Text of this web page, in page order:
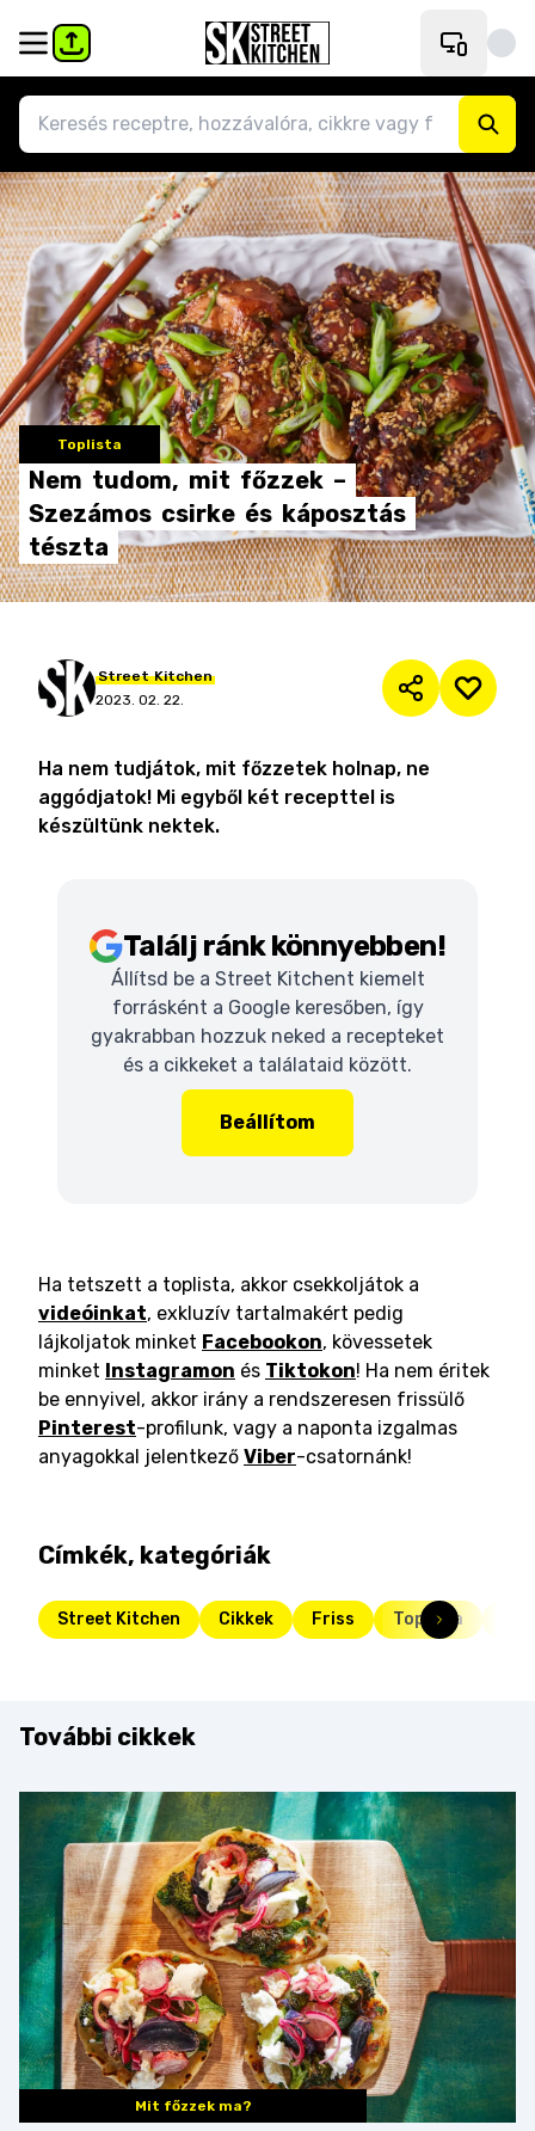
Toplista
Nem tudom, mit főzzek –
Szezámos csirke és káposztás
tészta
Street Kitchen
2023. 02. 22.
Ha nem tudjátok, mit főzzetek holnap, ne
aggódjatok! Mi egyből két recepttel is
készültünk nektek.
Találj ránk könnyebben!
Állítsd be a Street Kitchent kiemelt
forrásként a Google keresőben, így
gyakrabban hozzuk neked a recepteket
és a cikkeket a találataid között.
Beállítom
Ha tetszett a toplista, akkor csekkoljátok a
videóinkat, exkluzív tartalmakért pedig
lájkoljatok minket Facebookon, kövessetek
minket Instagramon és Tiktokon! Ha nem éritek
be ennyivel, akkor irány a rendszeresen frissülő
Pinterest-profilunk, vagy a naponta izgalmas
anyagokkal jelentkező Viber-csatornánk!
Címkék, kategóriák
Street Kitchen Cikkek Friss Toplista
További cikkek
Mit főzzek ma?